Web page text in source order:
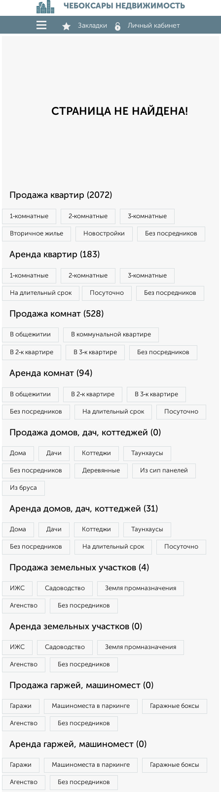
ЧЕБОКСАРЫ НЕДВИЖИМОСТЬ
Закладки Личный кабинет
СТРАНИЦА НЕ НАЙДЕНА!
Продажа квартир (2072)
1‑комнатные 2‑комнатные 3‑комнатные
Вторичное жилье Новостройки Без посредников
Аренда квартир (183)
1‑комнатные 2‑комнатные 3‑комнатные
На длительный срок Посуточно Без посредников
Продажа комнат (528)
В общежитии В коммунальной квартире
В 2‑к квартире В 3‑к квартире Без посредников
Аренда комнат (94)
В общежитии В 2‑к квартире В 3‑к квартире
Без посредников На длительный срок Посуточно
Продажа домов, дач, коттеджей (0)
Дома Дачи Коттеджи Таунхаусы
Без посредников Деревянные Из сип панелей
Из бруса
Аренда домов, дач, коттеджей (31)
Дома Дачи Коттеджи Таунхаусы
Без посредников На длительный срок Посуточно
Продажа земельных участков (4)
ИЖС Садоводство Земля промназначения
Агенство Без посредников
Аренда земельных участков (0)
ИЖС Садоводство Земля промназначения
Агенство Без посредников
Продажа гаржей, машиномест (0)
Гаражи Машиноместа в паркинге Гаражные боксы
Агенство Без посредников
Аренда гаржей, машиномест (0)
Гаражи Машиноместа в паркинге Гаражные боксы
Агенство Без посредников